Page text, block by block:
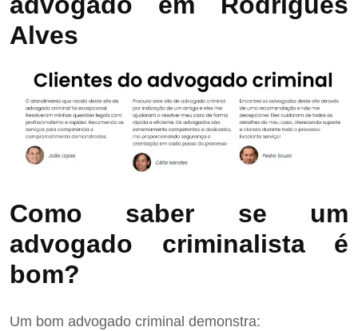
Alves
Como saber se um
advogado criminalista é
bom?
Um bom advogado criminal demonstra: